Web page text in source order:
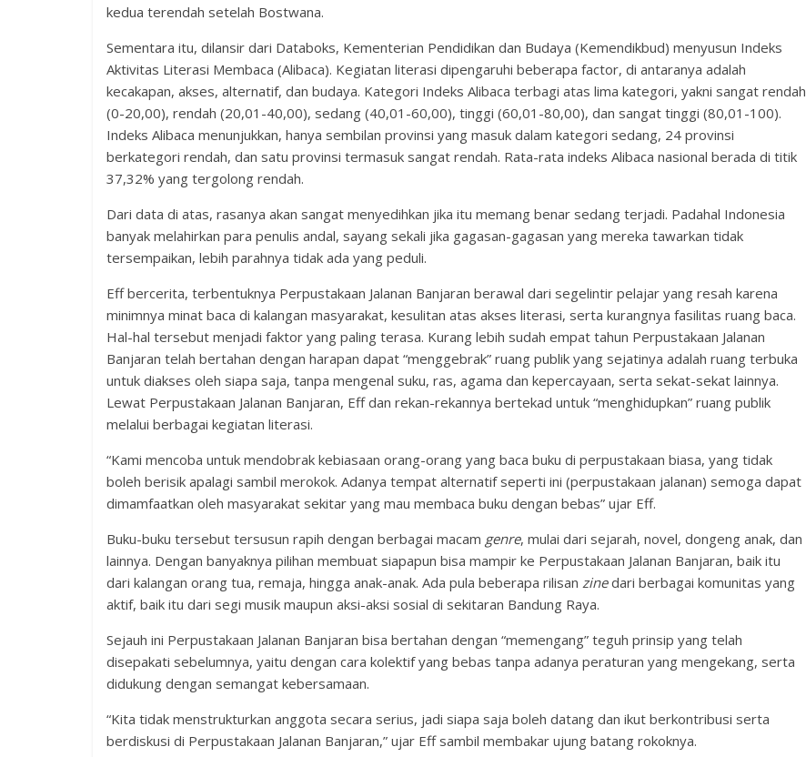
kedua terendah setelah Bostwana.
Sementara itu, dilansir dari Databoks, Kementerian Pendidikan dan Budaya (Kemendikbud) menyusun Indeks
Aktivitas Literasi Membaca (Alibaca). Kegiatan literasi dipengaruhi beberapa factor, di antaranya adalah
kecakapan, akses, alternatif, dan budaya. Kategori Indeks Alibaca terbagi atas lima kategori, yakni sangat rendah
(0-20,00), rendah (20,01-40,00), sedang (40,01-60,00), tinggi (60,01-80,00), dan sangat tinggi (80,01-100).
Indeks Alibaca menunjukkan, hanya sembilan provinsi yang masuk dalam kategori sedang, 24 provinsi
berkategori rendah, dan satu provinsi termasuk sangat rendah. Rata-rata indeks Alibaca nasional berada di titik
37,32% yang tergolong rendah.
Dari data di atas, rasanya akan sangat menyedihkan jika itu memang benar sedang terjadi. Padahal Indonesia
banyak melahirkan para penulis andal, sayang sekali jika gagasan-gagasan yang mereka tawarkan tidak
tersempaikan, lebih parahnya tidak ada yang peduli.
Eff bercerita, terbentuknya Perpustakaan Jalanan Banjaran berawal dari segelintir pelajar yang resah karena
minimnya minat baca di kalangan masyarakat, kesulitan atas akses literasi, serta kurangnya fasilitas ruang baca.
Hal-hal tersebut menjadi faktor yang paling terasa. Kurang lebih sudah empat tahun Perpustakaan Jalanan
Banjaran telah bertahan dengan harapan dapat “menggebrak” ruang publik yang sejatinya adalah ruang terbuka
untuk diakses oleh siapa saja, tanpa mengenal suku, ras, agama dan kepercayaan, serta sekat-sekat lainnya.
Lewat Perpustakaan Jalanan Banjaran, Eff dan rekan-rekannya bertekad untuk “menghidupkan” ruang publik
melalui berbagai kegiatan literasi.
“Kami mencoba untuk mendobrak kebiasaan orang-orang yang baca buku di perpustakaan biasa, yang tidak
boleh berisik apalagi sambil merokok. Adanya tempat alternatif seperti ini (perpustakaan jalanan) semoga dapat
dimamfaatkan oleh masyarakat sekitar yang mau membaca buku dengan bebas” ujar Eff.
Buku-buku tersebut tersusun rapih dengan berbagai macam genre, mulai dari sejarah, novel, dongeng anak, dan
lainnya. Dengan banyaknya pilihan membuat siapapun bisa mampir ke Perpustakaan Jalanan Banjaran, baik itu
dari kalangan orang tua, remaja, hingga anak-anak. Ada pula beberapa rilisan zinedari berbagai komunitas yang
aktif, baik itu dari segi musik maupun aksi-aksi sosial di sekitaran Bandung Raya.
Sejauh ini Perpustakaan Jalanan Banjaran bisa bertahan dengan “memengang” teguh prinsip yang telah
disepakati sebelumnya, yaitu dengan cara kolektif yang bebas tanpa adanya peraturan yang mengekang, serta
didukung dengan semangat kebersamaan.
“Kita tidak menstrukturkan anggota secara serius, jadi siapa saja boleh datang dan ikut berkontribusi serta
berdiskusi di Perpustakaan Jalanan Banjaran,” ujar Eff sambil membakar ujung batang rokoknya.